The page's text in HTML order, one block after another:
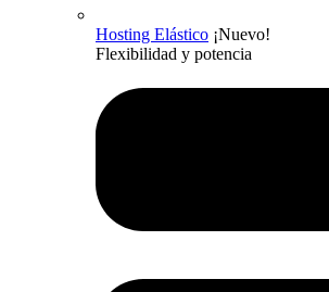
Hosting Elástico ¡Nuevo!
Flexibilidad y potencia